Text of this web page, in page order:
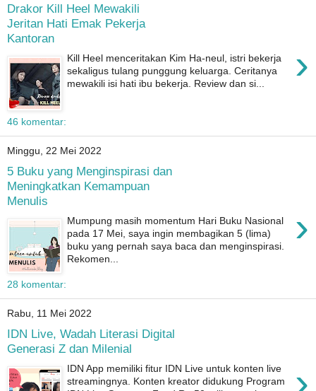
Drakor Kill Heel Mewakili
Jeritan Hati Emak Pekerja
Kantoran
›
Kill Heel menceritakan Kim Ha-neul, istri bekerja
sekaligus tulang punggung keluarga. Ceritanya
mewakili isi hati ibu bekerja. Review dan si...
46 komentar:
Minggu, 22 Mei 2022
5 Buku yang Menginspirasi dan
Meningkatkan Kemampuan
Menulis
›
Mumpung masih momentum Hari Buku Nasional
pada 17 Mei, saya ingin membagikan 5 (lima)
buku yang pernah saya baca dan menginspirasi.
Rekomen...
28 komentar:
Rabu, 11 Mei 2022
IDN Live, Wadah Literasi Digital
Generasi Z dan Milenial
IDN App memiliki fitur IDN Live untuk konten live
streamingnya. Konten kreator didukung Program